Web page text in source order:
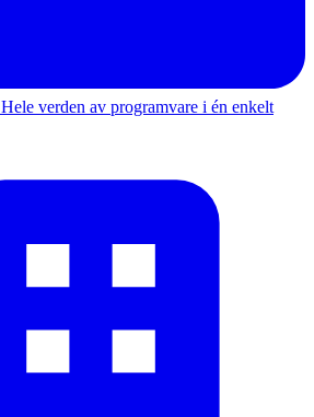
Hele verden av programvare i én enkelt